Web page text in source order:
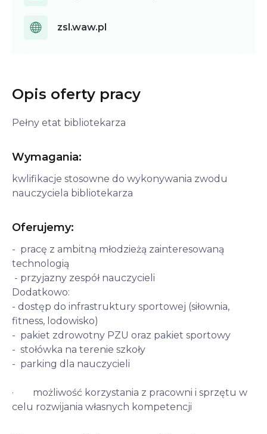
zsl.waw.pl
Opis oferty pracy
Pełny etat bibliotekarza
Wymagania:
kwlifikacje stosowne do wykonywania zwodu
nauczyciela bibliotekarza
Oferujemy:
-  pracę z ambitną młodzieżą zainteresowaną
technologią
Dodatkowo:
- dostęp do infrastruktury sportowej (siłownia,
fitness, lodowisko)
-  pakiet zdrowotny PZU oraz pakiet sportowy
-  stołówka na terenie szkoły
-  parking dla nauczycieli
·        możliwość korzystania z pracowni i sprzętu w
celu rozwijania własnych kompetencji